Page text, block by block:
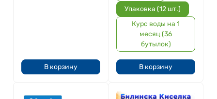
В корзину
Упаковка (12 шт.)
Курс воды на 1
месяц (36
бутылок)
В корзину